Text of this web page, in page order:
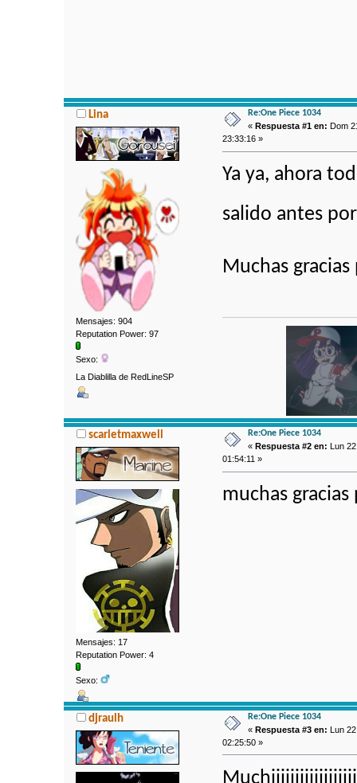
Lina
Mensajes: 904
Reputation Power: 97
Sexo:
La Diablilla de RedLineSP
Re:One Piece 1034
«Respuesta #1 en: Dom
23:33:16 »
Ya ya, ahora
salido antes
Muchas
scarletmaxwell
Mensajes: 17
Reputation Power: 4
Sexo:
Re:One Piece 1034
« Respuesta #2 en: Lun
01:54:11 »
muchas
djraulh
Re:One Piece 1034
«Respuesta #3 en: Lun
02:25:50 »